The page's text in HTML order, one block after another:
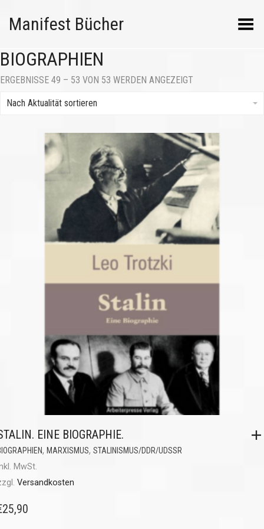
Manifest Bücher Menü umschalten
BIOGRAPHIEN
ERGEBNISSE 49 – 53 VON 53 WERDEN ANGEZEIGT
Nach Aktualität sortieren
EINE BIOGRAPHIE.
, MARXISMUS, STALINISMUS/DDR/UDSSR
MwSt.
Versandkosten
25,90